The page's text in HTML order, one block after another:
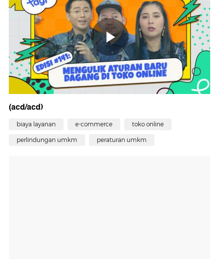
(acd/acd)
biaya layanan e-commerce toko online
perlindungan umkm peraturan umkm